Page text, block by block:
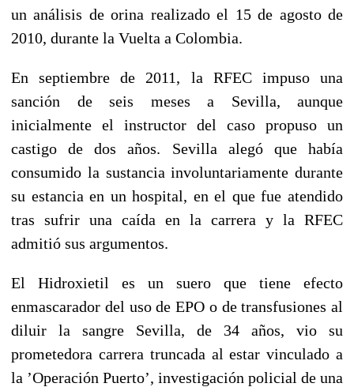
un análisis de orina realizado el 15 de agosto de
2010, durante la Vuelta a Colombia.
En septiembre de 2011, la RFEC impuso una
sanción de seis meses a Sevilla, aunque
inicialmente el instructor del caso propuso un
castigo de dos años. Sevilla alegó que había
consumido la sustancia involuntariamente durante
su estancia en un hospital, en el que fue atendido
tras sufrir una caída en la carrera y la RFEC
admitió sus argumentos.
El Hidroxietil es un suero que tiene efecto
enmascarador del uso de EPO o de transfusiones al
diluir la sangre Sevilla, de 34 años, vio su
prometedora carrera truncada al estar vinculado a
la ’Operación Puerto’, investigación policial de una